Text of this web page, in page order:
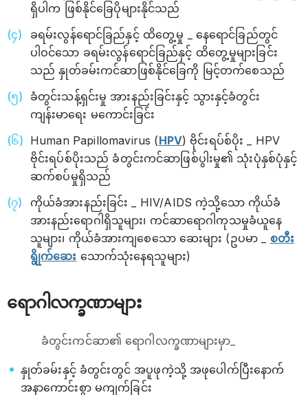
ရှိပါက ဖြစ်နိုင်ခြေပိုများနိုင်သည်
ခရမ်းလွန်ရောင်ခြည်နှင့် ထိတွေ့မှု _ နေရောင်ခြည်တွင်
ပါဝင်သော ခရမ်းလွန်ရောင်ခြည်နှင့် ထိတွေ့မှုများခြင်း
သည် နှုတ်ခမ်းကင်ဆာဖြစ်နိုင်ခြေကို မြင့်တက်စေသည်
ခံတွင်းသန့်ရှင်းမှု အားနည်းခြင်းနှင့် သွားနှင့်ခံတွင်း
ကျန်းမာရေး မကောင်းခြင်း
Human Papillomavirus (HPV) ဗိုင်းရပ်စ်ပိုး _ HPV
ဗိုင်းရပ်စ်ပိုးသည် ခံတွင်းကင်ဆာဖြစ်ပွါးမှု၏ သုံးပုံနှစ်ပုံနှင့်
ဆက်စပ်မှုရှိသည်
ကိုယ်ခံအားနည်းခြင်း _ HIV/AIDS ကဲ့သို့သော ကိုယ်ခံ
အားနည်းရောဂါရှိသူများ၊ ကင်ဆာရောဂါကုသမှုခံယူနေ
သူများ၊ ကိုယ်ခံအားကျစေသော ဆေးများ (ဥပမာ _ စတီး
ရွိုက်ဆေး သောက်သုံးနေရသူများ)
ရောဂါလက္ခဏာများ
ခံတွင်းကင်ဆာ၏ ရောဂါလက္ခဏာများမှာ_
နှုတ်ခမ်းနှင့် ခံတွင်းတွင် အပူဖုကဲ့သို့ အဖုပေါက်ပြီးနောက်
အနာကောင်းစွာ မကျက်ခြင်း